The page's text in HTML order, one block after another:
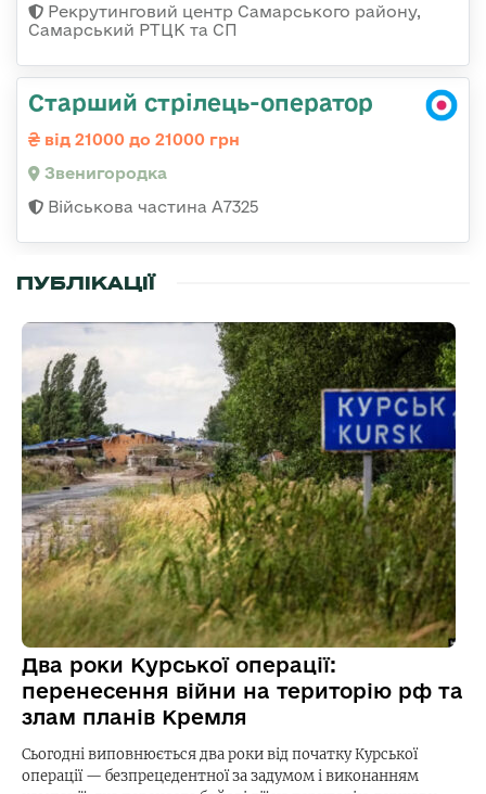
Рекрутинговий центр Самарського району,
Самарський РТЦК та СП
Старший стрілець-оператор
від 21000 до 21000 грн
Звенигородка
Військова частина А7325
ПУБЛІКАЦІЇ
Два роки Курської операції:
перенесення війни на територію рф та
злам планів Кремля
Сьогодні виповнюється два роки від початку Курської
операції — безпрецедентної за задумом і виконанням